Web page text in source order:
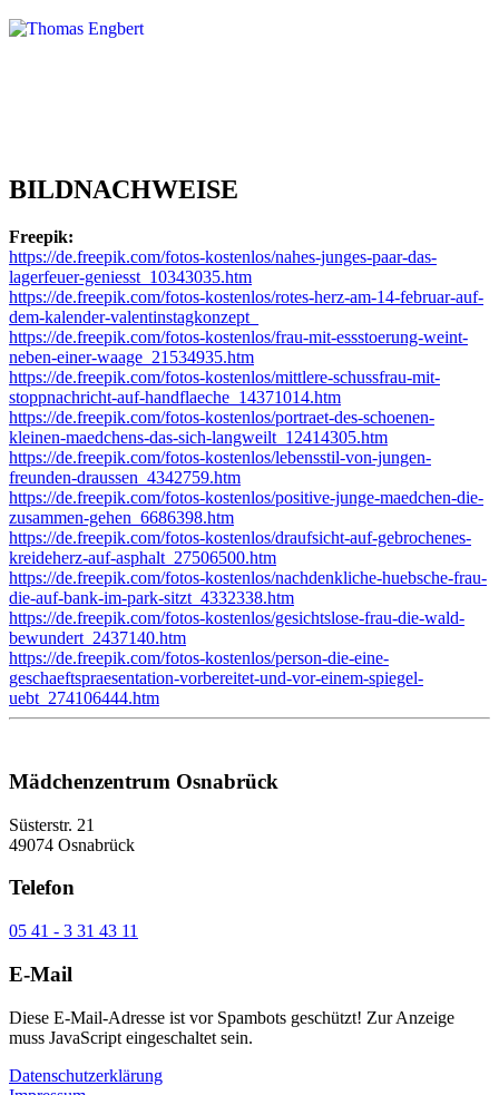
BILDNACHWEISE
Freepik:
https://de.freepik.com/fotos-kostenlos/nahes-junges-paar-das-
lagerfeuer-geniesst_10343035.htm
https://de.freepik.com/fotos-kostenlos/rotes-herz-am-14-februar-auf-
dem-kalender-valentinstagkonzept_
https://de.freepik.com/fotos-kostenlos/frau-mit-essstoerung-weint-
neben-einer-waage_21534935.htm
https://de.freepik.com/fotos-kostenlos/mittlere-schussfrau-mit-
stoppnachricht-auf-handflaeche_14371014.htm
https://de.freepik.com/fotos-kostenlos/portraet-des-schoenen-
kleinen-maedchens-das-sich-langweilt_12414305.htm
https://de.freepik.com/fotos-kostenlos/lebensstil-von-jungen-
freunden-draussen_4342759.htm
https://de.freepik.com/fotos-kostenlos/positive-junge-maedchen-die-
zusammen-gehen_6686398.htm
https://de.freepik.com/fotos-kostenlos/draufsicht-auf-gebrochenes-
kreideherz-auf-asphalt_27506500.htm
https://de.freepik.com/fotos-kostenlos/nachdenkliche-huebsche-frau-
die-auf-bank-im-park-sitzt_4332338.htm
https://de.freepik.com/fotos-kostenlos/gesichtslose-frau-die-wald-
bewundert_2437140.htm
https://de.freepik.com/fotos-kostenlos/person-die-eine-
geschaeftspraesentation-vorbereitet-und-vor-einem-spiegel-
uebt_274106444.htm
Mädchenzentrum Osnabrück
Süsterstr. 21
49074 Osnabrück
Telefon
05 41 - 3 31 43 11
E-Mail
Diese E-Mail-Adresse ist vor Spambots geschützt! Zur Anzeige
muss JavaScript eingeschaltet sein.
Datenschutzerklärung